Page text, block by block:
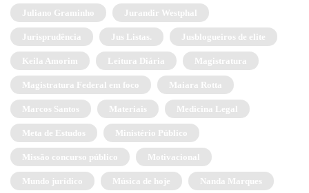
Juliano Graminho Jurandir Westphal
Jurisprudência Jus Listas. Jusblogueiros de elite
Keila Amorim Leitura Diária Magistratura
Magistratura Federal em foco Maiara Rotta
Marcos Santos Materiais Medicina Legal
Meta de Estudos Ministério Público
Missão concurso público Motivacional
Mundo jurídico Música de hoje Nanda Marques